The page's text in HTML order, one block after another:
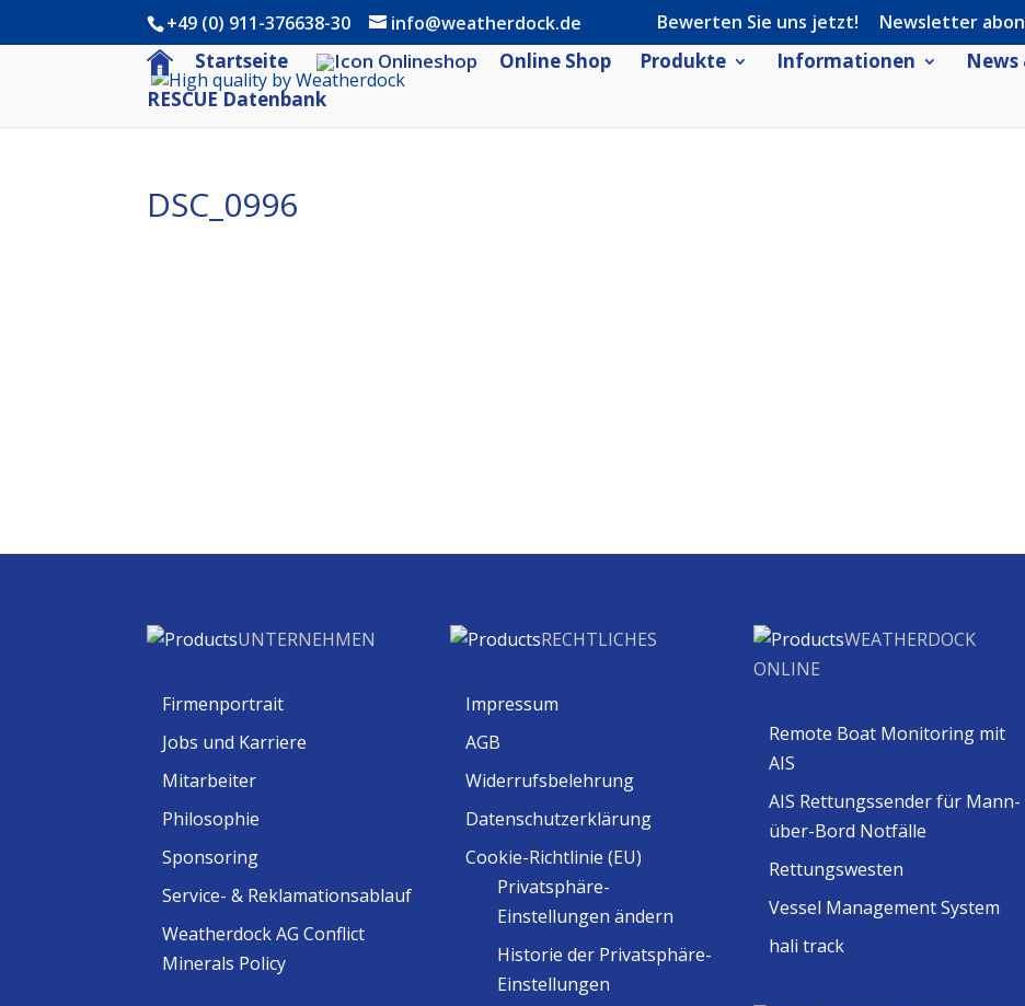
+49 (0) 911-376638-30 info@weatherdock.de Bewerten Sie uns jetzt! Newsletter
Startseite Online Shop Produkte Informationen
News
RESCUE Datenbank
DSC_0996
UNTERNEHMEN
Firmenportrait
Jobs und Karriere
Mitarbeiter
Philosophie
Sponsoring
Service- & Reklamationsablauf
Weatherdock AG Conflict
Minerals Policy
RECHTLICHES
Impressum
AGB
Widerrufsbelehrung
Datenschutzerklärung
Cookie-Richtlinie (EU)
Privatsphäre-
Einstellungen ändern
Historie der Privatsphäre-
Einstellungen
WEATHERDOCK
ONLINE
Remote Boat Monitoring mit
AIS
AIS Rettungssender für Mann-
über-Bord Notfälle
Rettungswesten
Vessel Management System
hali track